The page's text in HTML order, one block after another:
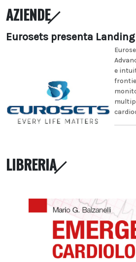
AZIENDE
Eurosets presenta
e
LIBRERIA